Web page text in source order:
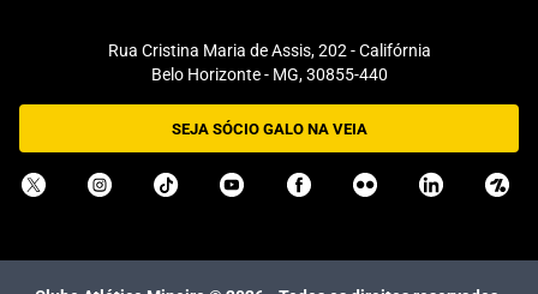
Rua Cristina Maria de Assis, 202 - Califórnia
Belo Horizonte - MG, 30855-440
SEJA SÓCIO GALO NA VEIA